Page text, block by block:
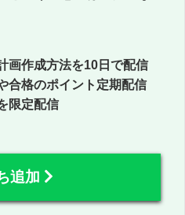
画作成方法を10日で配信
合格のポイント定期配信
限定配信
追加